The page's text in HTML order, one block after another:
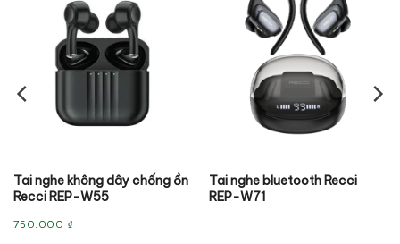
Tai nghe không dây chống ồn
Recci REP-W55
750.000 ₫
Tai nghe bluetooth Recci
REP-W71